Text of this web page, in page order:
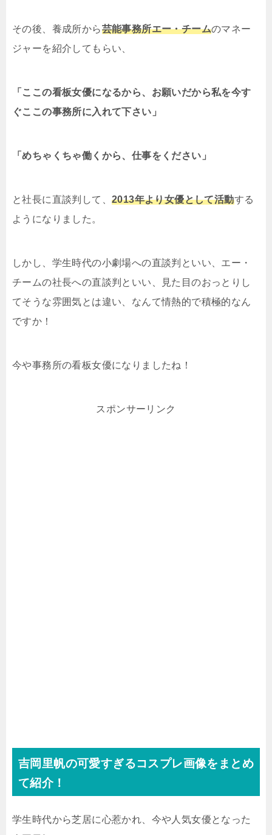
その後、養成所から芸能事務所エー・チームのマネー
ジャーを紹介してもらい、
「ここの看板女優になるから、お願いだから私を今す
ぐここの事務所に入れて下さい」
「めちゃくちゃ働くから、仕事をください」
と社長に直談判して 、2013年より女優として活動する
ようになりました。
しかし、学生時代の小劇場への直談判といい、エー・
チームの社長への直談判といい、見た目のおっとりし
てそうな雰囲気とは違い、なんて情熱的で積極的なん
ですか！
今や事務所の看板女優になりましたね！
スポンサーリンク
吉岡里帆の可愛すぎるコスプレ画像をまとめ
て紹介！
学生時代から芝居に心惹かれ、今や人気女優となった